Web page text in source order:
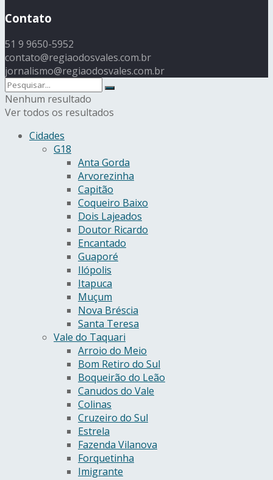
Contato
51 9 9650-5952
contato@regiaodosvales.com.br
jornalismo@regiaodosvales.com.br
Nenhum resultado
Ver todos os resultados
Cidades
G18
Anta Gorda
Arvorezinha
Capitão
Coqueiro Baixo
Dois Lajeados
Doutor Ricardo
Encantado
Guaporé
Ilópolis
Itapuca
Muçum
Nova Bréscia
Santa Teresa
Vale do Taquari
Arroio do Meio
Bom Retiro do Sul
Boqueirão do Leão
Canudos do Vale
Colinas
Cruzeiro do Sul
Estrela
Fazenda Vilanova
Forquetinha
Imigrante